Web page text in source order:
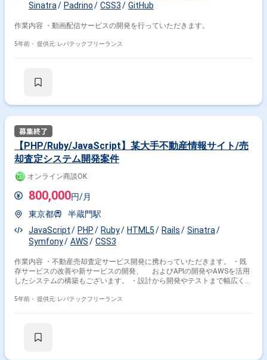
Sinatra
Padrino CSS3 GitHub
作業内容 ・動画配信サービスの開発を行っていただきます。
5年前・ 提供元: レバテックフリーランス
【PHP/Ruby/JavaScript】某大手不動産情報サイト/売
却査定システム開発案件
オンライン商談OK
800,000円/月
東京都
半蔵門駅
JavaScript
PHP Ruby HTML5 Rails
Sinatra
Symfony
AWS CSS3
作業内容 ・不動産売却査定サービス開発に携わっていただきます。 ・既
存サービスの改善や新サービスの開発、 およびAPIの開発やAWSを活用
したシステムの構築もございます。 ・設計から開発やテストまで幅広く担
変動いたします。
5年前・ 提供元: レバテックフリーランス